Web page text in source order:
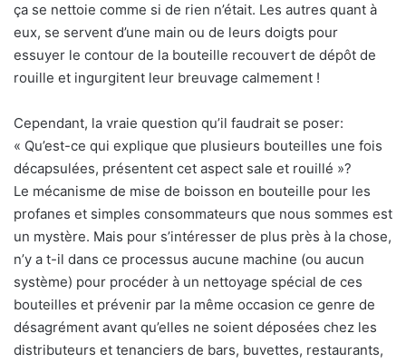
ça se nettoie comme si de rien n’était. Les autres quant à
eux, se servent d’une main ou de leurs doigts pour
essuyer le contour de la bouteille recouvert de dépôt de
rouille et ingurgitent leur breuvage calmement !
Cependant, la vraie question qu’il faudrait se poser:
« Qu’est-ce qui explique que plusieurs bouteilles une fois
décapsulées, présentent cet aspect sale et rouillé »?
Le mécanisme de mise de boisson en bouteille pour les
profanes et simples consommateurs que nous sommes est
un mystère. Mais pour s’intéresser de plus près à la chose,
n’y a t-il dans ce processus aucune machine (ou aucun
système) pour procéder à un nettoyage spécial de ces
bouteilles et prévenir par la même occasion ce genre de
désagrément avant qu’elles ne soient déposées chez les
distributeurs et tenanciers de bars, buvettes, restaurants,